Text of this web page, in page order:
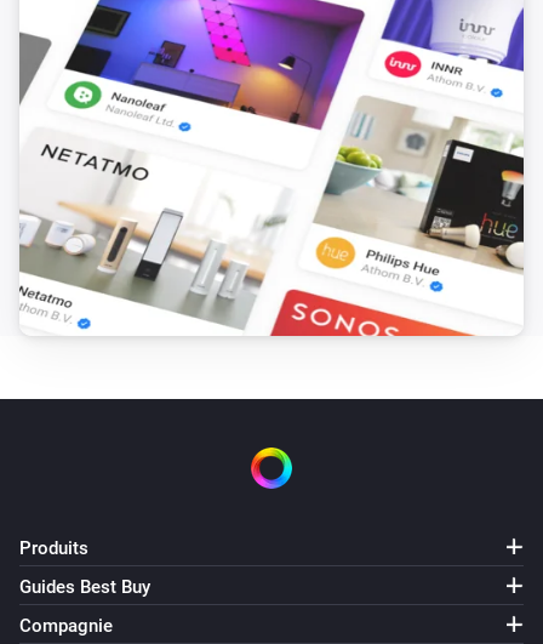
Alors...
Heatzy
Verrouiller
Heatzy
Déverrouiller
Heatzy
Activer
Heatzy
Alterner activé ou désactivé
Heatzy
Définir le mode du thermostat sur
Produits
Guides Best Buy
Compagnie